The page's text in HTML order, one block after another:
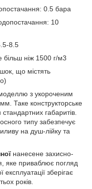
0.5 бара
10
8.5
більш ніж 1500 г/м3
що містять
з укороченим
Таке конструкторське
габаритів.
типу забезпечує
на душ-лійку та
нанесене захисно-
яке приваблює погляд
зберігає
років.